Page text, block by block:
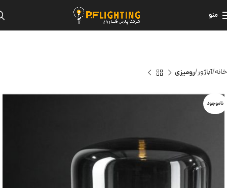
منو
خانه آباژور رومیزی
ناموجود